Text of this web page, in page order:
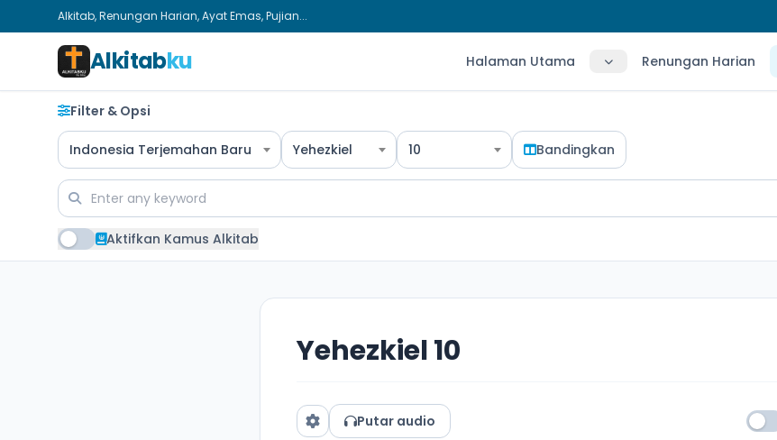
Alkitab, Renungan Harian, Ayat Emas, Pujian...
Alkitabku Halaman Utama Renungan Harian
Filter & Opsi
Indonesia Terjemahan Baru Yehezkiel 10 Bandingkan
Aktifkan Kamus Alkitab
Yehezkiel 10
Putar audio